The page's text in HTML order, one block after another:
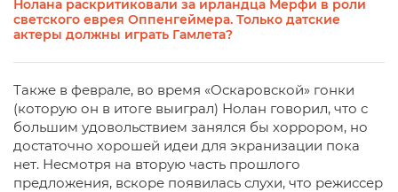
Нолана раскритиковали за ирландца Мерфи в роли
светского еврея Оппенгеймера. Только датские
актеры должны играть Гамлета?
Также в феврале, во время «Оскаровской» гонки
(которую он в итоге выиграл) Нолан говорил, что с
большим удовольствием занялся бы хоррором, но
достаточно хорошей идеи для экранизации пока
нет. Несмотря на вторую часть прошлого
предложения, вскоре появилась слухи, что режиссер